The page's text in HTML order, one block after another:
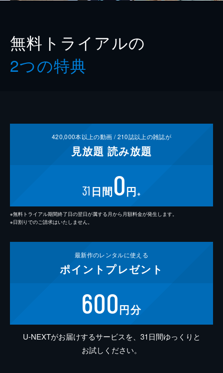
無料トライアルの
2つの特典
420,000本以上の動画 /210誌以上の雑誌が
見放題 読み放題
31 日間0円 ※
※無料トライアル期間終了日の翌日が属する月から月額料金が発生します。
※日割りでのご請求はいたしません。
最新作のレンタルに使える
ポイント プレゼント
600円分
U-NEXTがお届けするサービスを、31日間ゆっくりと
お試しください。